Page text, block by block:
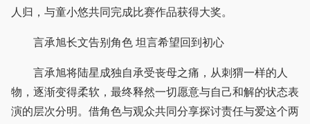
人归，与童小悠共同完成比赛作品获得大奖。
言承旭长文告别角色 坦言希望回到初心
言承旭将陆星成独自承受丧母之痛，从刺猬一样的人
物，逐渐变得柔软，最终释然一切愿意与自己和解的状态表
演的层次分明。借角色与观众共同分享探讨责任与爱这个两